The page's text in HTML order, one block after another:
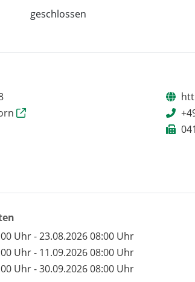
geschlossen
Uhr - 23.08.2026 08:00 Uhr
Uhr - 11.09.2026 08:00 Uhr
Uhr - 30.09.2026 08:00 Uhr